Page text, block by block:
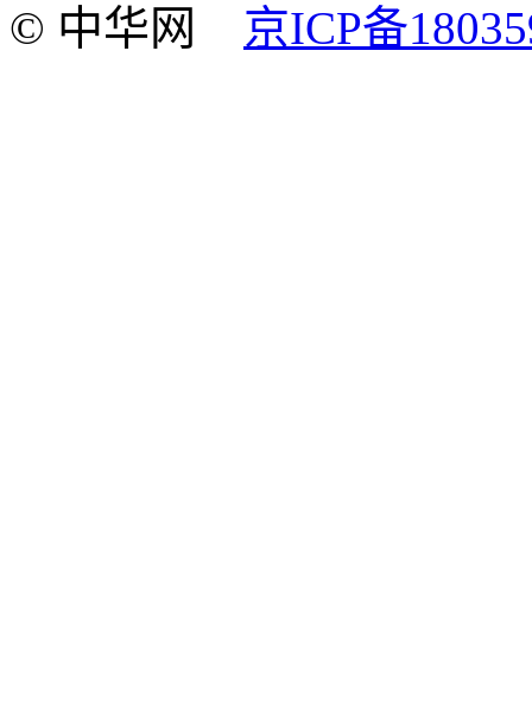
© 中华网 京ICP备